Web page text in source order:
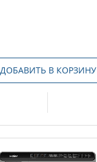
ДОБАВИТЬ В КОРЗИНУ